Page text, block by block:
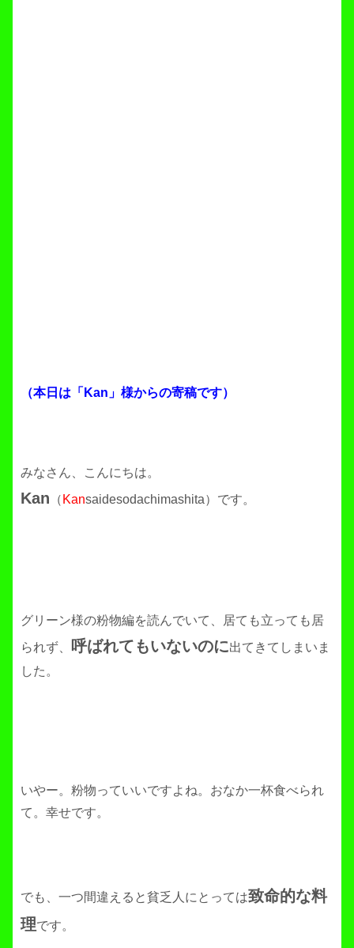
（本日は「Kan」様からの寄稿です）
みなさん、こんにちは。
Kan （ Kansaidesodachimashita）です。
グリーン様の粉物編を読んでいて、居ても立っても居
られず、
呼ばれてもいないのに出てきてしまいま
した。
いやー。粉物っていいですよね。おなか一杯食べられ
て。幸せです。
でも、一つ間違えると貧乏人にとっては致命的な料
理です。